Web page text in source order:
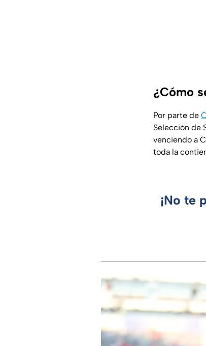
¿Cómo
Por parte de
Selección de
venciendo a
toda la
¡No te